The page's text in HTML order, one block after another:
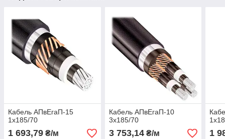
Кабель АПвЕгаП-15
1х185/70
1 693,79 ₴/м
Кабель АПвЕгаП‑10
3х185/70
3 753,14₴/м 1